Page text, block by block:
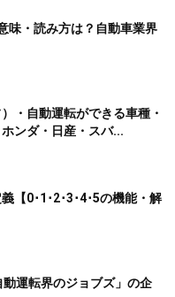
味・読み方は？自動車業界
・自動運転ができる車種・
ンダ・日産・スバ...
【0･1･2･3･4･5の機能・解
運転界のジョブズ」の企